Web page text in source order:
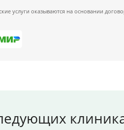
услуги оказываются на основании